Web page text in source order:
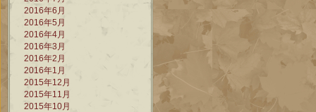
2016年6月
2016年5月
2016年4月
2016年3月
2016年2月
2016年1月
2015年12月
2015年11月
2015年10月